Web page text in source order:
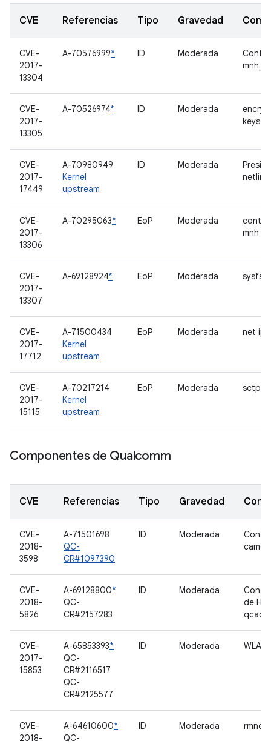
CVE Referencias Tipo Gravedad
CVE-
2017-
13304
A-70576999* ID Moderada
CVE-
2017-
13305
A-70526974* ID Moderada
keys
CVE-
2017-
17449
A-70980949
Kernel
upstream
ID Moderada
netlink
CVE-
2017-
13306
A-70295063* EoP Moderada
mnh
CVE-
2017-
13307
A-69128924* EoP Moderada sysfs
CVE-
2017-
17712
A-71500434
Kernel
upstream
EoP Moderada net
CVE-
2017-
15115
A-70217214
Kernel
upstream
EoP Moderada sctp
Componentes de Qualcomm
CVE Referencias Tipo Gravedad
CVE-
2018-
3598
A-71501698
QC-
CR#1097390
ID Moderada
CVE-
2018-
5826
A-69128800*
QC-
CR#2157283
ID Moderada
de
CVE-
2017-
15853
A-65853393*
QC-
CR#2116517
QC-
CR#2125577
ID Moderada WLAN
CVE-
2018-
A-64610600*
QC-
ID Moderada